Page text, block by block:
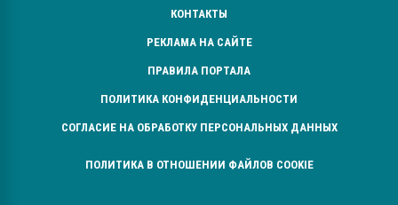
КОНТАКТЫ
РЕКЛАМА НА САЙТЕ
ПРАВИЛА ПОРТАЛА
ПОЛИТИКА КОНФИДЕНЦИАЛЬНОСТИ
СОГЛАСИЕ НА ОБРАБОТКУ ПЕРСОНАЛЬНЫХ ДАННЫХ
ПОЛИТИКА В ОТНОШЕНИИ ФАЙЛОВ COOKIE